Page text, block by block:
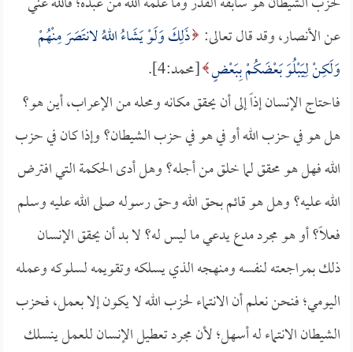
عن الأنصار، وقد قال تعالى: ذَلِكَ وَلَوْ يَشَاءُ اللهُ لانتَصَرَ مِنْهُمْ
وَلَكِنْ لِيَبْلُوَ بَعْضَكُمْ بِبَعْضٍ [محمد:4].
فاحتاج الإنسان إذاً إلى أن يحقق مكانه ومحله من الإعراب، أين هو؟
هل هو في حزب الله أو في هو في حزب الشيطان؟ وإذا كان في حزب
الله فهل هو محقق لما خلق من أجله؟ وهل أدى الحكمة التي افترض
الله عليه؟ وهل هو قائم بحق الله وحق رسوله صلى الله عليه وسلم
فعلاً؟ أو هو مجرد مدع يدعي ما ليس له؟ لا بد أن يحقق الإنسان
ذلك بمراجعته لنفسه ومنهجه الذي يسلكه وتقويمه لسلوكه وعمله
اليومي؛ فنحن نعلم أن الانتماء لحزب الله لا يكون إلا بعمل، فحزب
الشيطان الانتماء له أسهل؛ لأن مجرد تعطيل الإنسان للعمل ينسلك